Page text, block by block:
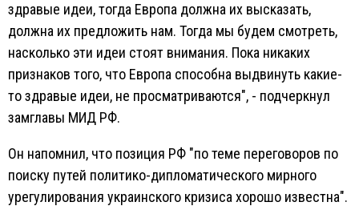
здравые идеи, тогда Европа должна их высказать,
должна их предложить нам. Тогда мы будем смотреть,
насколько эти идеи стоят внимания. Пока никаких
признаков того, что Европа способна выдвинуть какие-
то здравые идеи, не просматриваются", - подчеркнул
замглавы МИД РФ.
Он напомнил, что позиция РФ "по теме переговоров по
поиску путей политико-дипломатического мирного
урегулирования украинского кризиса хорошо известна".